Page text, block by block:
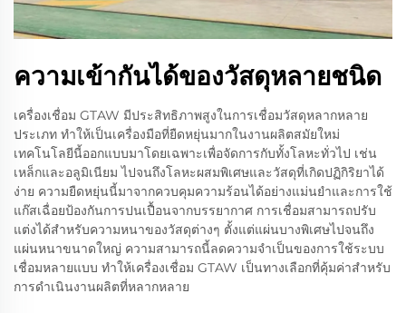
ความเข้ากันได้ของวัสดุหลายชนิด
เครื่องเชื่อม GTAW มีประสิทธิภาพสูงในการเชื่อมวัสดุหลากหลาย
ประเภท ทำให้เป็นเครื่องมือที่ยืดหยุ่นมากในงานผลิตสมัยใหม่
เทคโนโลยีนี้ออกแบบมาโดยเฉพาะเพื่อจัดการกับทั้งโลหะทั่วไป เช่น
เหล็กและอลูมิเนียม ไปจนถึงโลหะผสมพิเศษและวัสดุที่เกิดปฏิกิริยาได้
ง่าย ความยืดหยุ่นนี้มาจากควบคุมความร้อนได้อย่างแม่นยำและการใช้
แก๊สเฉื่อยป้องกันการปนเปื้อนจากบรรยากาศ การเชื่อมสามารถปรับ
แต่งได้สำหรับความหนาของวัสดุต่างๆ ตั้งแต่แผ่นบางพิเศษไปจนถึง
แผ่นหนาขนาดใหญ่ ความสามารถนี้ลดความจำเป็นของการใช้ระบบ
เชื่อมหลายแบบ ทำให้เครื่องเชื่อม GTAW เป็นทางเลือกที่คุ้มค่าสำหรับ
การดำเนินงานผลิตที่หลากหลาย